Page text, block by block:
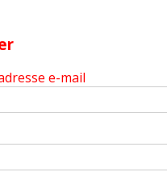
e-mail
Produits
R50D Option
R50D